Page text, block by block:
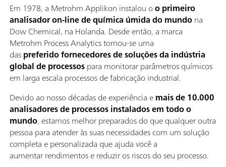
Em 1978, a Metrohm Applikon instalou oo primeiro
analisador on-line de química úmida do mundona
Dow Chemical, na Holanda. Desde então, a marca
Metrohm Process Analytics tornou-se uma
daspreferido fornecedores de soluções da indústria
global de processospara monitorar parâmetros químicos
em larga escala processos de fabricação industrial.
Devido ao nosso décadas de experiência emais de 10.000
analisadores de processos instalados em todo o
mundo, estamos melhor preparados do que qualquer outra
pessoa para atender às suas necessidades com um solução
completa e personalizada que ajuda você a
aumentar rendimentos e reduzir os riscos do seu processo.